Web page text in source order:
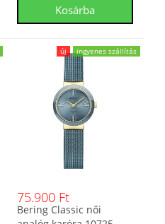
új ingyenes szállítás
75.900 Ft
Bering Classic női